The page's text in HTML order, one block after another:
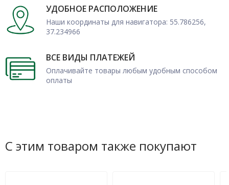
УДОБНОЕ РАСПОЛОЖЕНИЕ
Наши координаты для навигатора: 55.786256,
37.234966
ВСЕ ВИДЫ ПЛАТЕЖЕЙ
Оплачивайте товары любым удобным способом
оплаты
С этим товаром также покупают